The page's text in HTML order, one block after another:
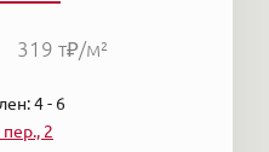
319 т₽/м²
4 - 6
2